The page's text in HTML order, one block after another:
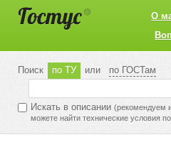
О
Поиск по ТУ или по ГОСТам
Искать в описании (рекомендуем
можете найти технические условия